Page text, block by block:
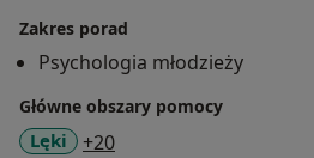
Zakres porad
Psychologia młodzieży
Główne obszary pomocy
Lęki +20a11y_sr_more_diseases